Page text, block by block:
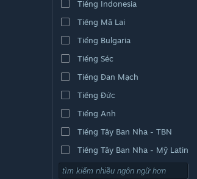
Tiếng Indonesia
Tiếng Mã Lai
Tiếng Bulgaria
Tiếng Séc
Tiếng Đan Mạch
Tiếng Đức
Tiếng Anh
Tiếng Tây Ban Nha - TBN
Tiếng Tây Ban Nha - Mỹ Latin